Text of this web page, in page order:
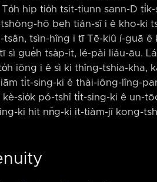
hip tio̍h tsit-tiunn sann-D
hō beh tián-sī i ê kho-ki
tsân, tsìn-hîng i tī Tē-kiû í-guā
sì gue̍h tsa̍p-it, lé-pài liáu-āu.
iōng i ê sì ki thîng-tshia-kha,
ti̍t-sing-ki ê thài-iông-lîng-
kè-sio̍k pó-tshî ti̍t-sing-ki ê un-
ki hit nn̄g-ki it-tiàm-jī kong-